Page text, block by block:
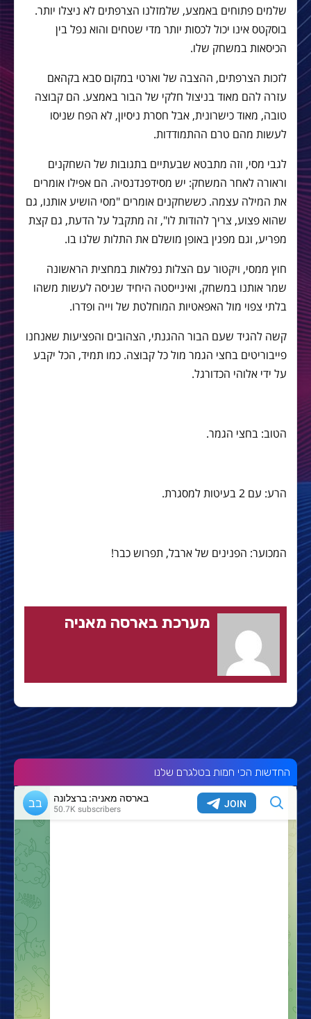
שלמים פתוחים באמצע, שלמזלנו הצרפתים לא ניצלו יותר.
בוסקטס אינו יכול לכסות יותר מדי שטחים והוא נפל בין
הכיסאות במשחק שלו.
לזכות הצרפתים, ההצבה של וארטי במקום סבא בקהאם
עזרה להם מאוד בניצול חלקי של הבור באמצע. הם קבוצה
טובה, מאוד כישרונית, אבל חסרת ניסיון, לא הפח שניסו
לעשות מהם טרם ההתמודדות.
לגבי מסי, וזה מתבטא שבעתיים בתגובות של השחקנים
וראורה לאחר המשחק: יש מסידפנדנסיה. הם אפילו אומרים
את המילה עצמה. כששחקנים אומרים "מסי הושיע אותנו, גם
שהוא פצוע, צריך להודות לו", זה מתקבל על הדעת, גם קצת
מפריע, וגם מפגין באופן מושלם את התלות שלנו בו.
חוץ ממסי, ויקטור עם הצלות נפלאות במחצית הראשונה
שמר אותנו במשחק, ואינייסטה היחיד שניסה לעשות משהו
בלתי צפוי מול האפאטיות המוחלטת של וייה ופדרו.
קשה להגיד שעם הבור ההגנתי, הצהובים והפציעות שאנחנו
פייבוריטים בחצי הגמר מול כל קבוצה. כמו תמיד, הכל יקבע
על ידי אלוהי הכדורגל.
הטוב: בחצי הגמר.
הרע: עם 2 בעיטות למסגרת.
המכוער: הפנינים של ארבל, תפרוש כבר!
מערכת בארסה מאניה
החדשות הכי חמות בטלגרם שלנו